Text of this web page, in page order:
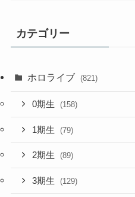
カテゴリー
ホロライブ (821)
0期生 (158)
1期生 (79)
2期生 (89)
3期生 (129)